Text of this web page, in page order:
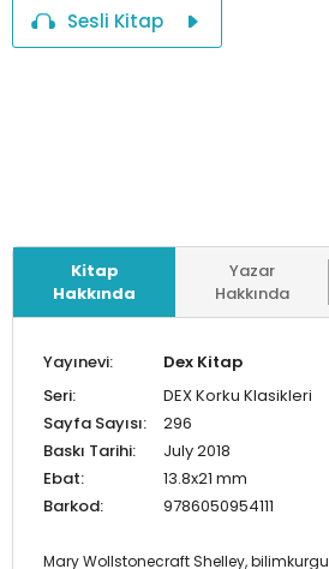
Sesli Kitap
Kitap
Hakkında
Yazar
Hakkında
Yayınevi:
Dex Kitap
Seri:
DEX Korku Klasikleri
Sayfa Sayısı:
296
Baskı Tarihi:
July 2018
Ebat:
13.8x21 mm
Barkod:
9786050954111
Mary Wollstonecraft Shelley,